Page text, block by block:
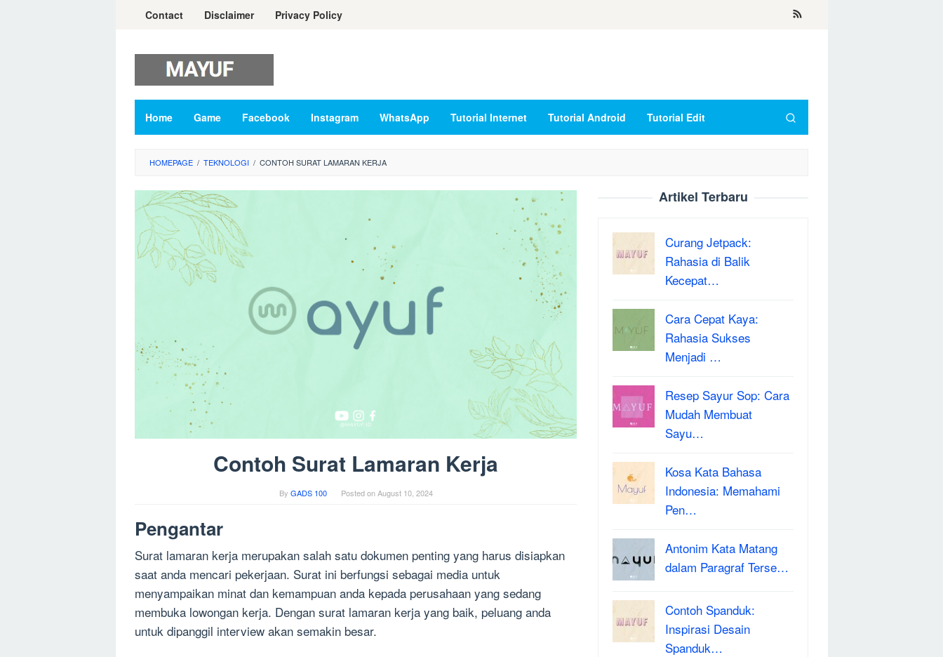
Contact Disclaimer Privacy Policy
Home Game Facebook Instagram WhatsApp Tutorial Internet Tutorial Android Tutorial Edit
HOMEPAGE / TEKNOLOGI / CONTOH SURAT LAMARAN KERJA
Contoh Surat Lamaran Kerja
By GADS 100 Posted onAugust 10, 2024
Pengantar
Surat lamaran kerja merupakan salah satu dokumen penting yang harus disiapkan
saat anda mencari pekerjaan. Surat ini berfungsi sebagai media untuk
menyampaikan minat dan kemampuan anda kepada perusahaan yang sedang
membuka lowongan kerja. Dengan surat lamaran kerja yang baik, peluang anda
untuk dipanggil interview akan semakin besar.
Artikel Terbaru
Curang Jetpack:
Rahasia di Balik
Kecepat…
Cara Cepat Kaya:
Rahasia Sukses
Menjadi …
Resep Sayur Sop: Cara
Mudah Membuat
Sayu…
Kosa Kata Bahasa
Indonesia: Memahami
Pen…
Antonim Kata Matang
dalam Paragraf Terse…
Contoh Spanduk:
Inspirasi Desain
Spanduk…